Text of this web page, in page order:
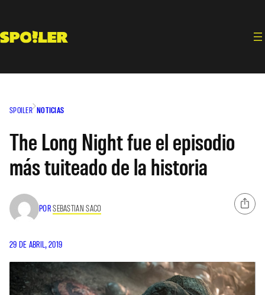
contenido
SPOILER NOTICIAS
The Long Night fue el episodio
más tuiteado de la historia
PORSEBASTIAN SACO
29 DE ABRIL, 2019